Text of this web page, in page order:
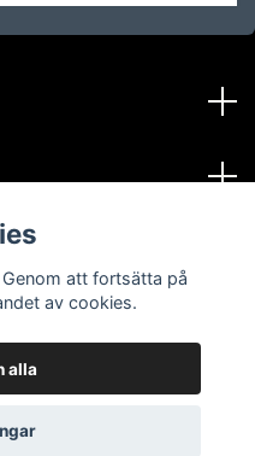
att fortsätta på
av cookies.
alla